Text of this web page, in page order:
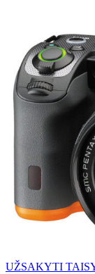
UŽSAKYTI